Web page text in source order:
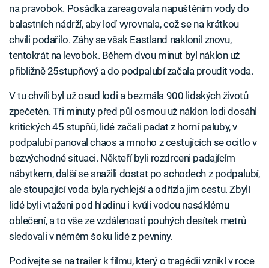
na pravobok. Posádka zareagovala napuštěním vody do
balastních nádrží, aby loď vyrovnala, což se na krátkou
chvíli podařilo. Záhy se však Eastland naklonil znovu,
tentokrát na levobok. Během dvou minut byl náklon už
přibližně 25stupňový a do podpalubí začala proudit voda.
V tu chvíli byl už osud lodi a bezmála 900 lidských životů
zpečetěn. Tři minuty před půl osmou už náklon lodi dosáhl
kritických 45 stupňů, lidé začali padat z horní paluby, v
podpalubí panoval chaos a mnoho z cestujících se ocitlo v
bezvýchodné situaci. Někteří byli rozdrceni padajícím
nábytkem, další se snažili dostat po schodech z podpalubí,
ale stoupající voda byla rychlejší a odřízla jim cestu. Zbylí
lidé byli vtaženi pod hladinu i kvůli vodou nasáklému
oblečení, a to vše ze vzdálenosti pouhých desítek metrů
sledovali v němém šoku lidé z pevniny.
Podívejte se na trailer k filmu, který o tragédii vznikl v roce